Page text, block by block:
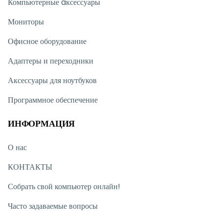
видеть вас в нашем магазине.
Мониторы
Офисное оборудование
Адаптеры и переходники
Аксессуары для ноутбуков
Программное обеспечение
ИНФОРМАЦИЯ
О нас
КОНТАКТЫ
Собрать свой компьютер онлайн!
Часто задаваемые вопросы